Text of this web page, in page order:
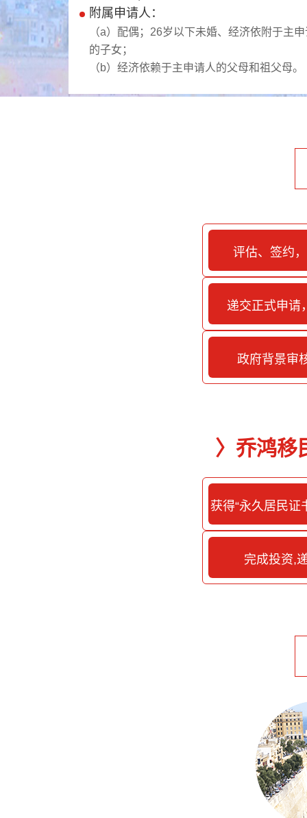
附属申请人：
（a）配偶；26岁以下未婚、经济依附于主
的子女；
（b）经济依赖于主申请人的父母和祖父母。
评估、签约
递交正式申请
政府背景审
〉乔鸿移
获得“永久居民证
完成投资,